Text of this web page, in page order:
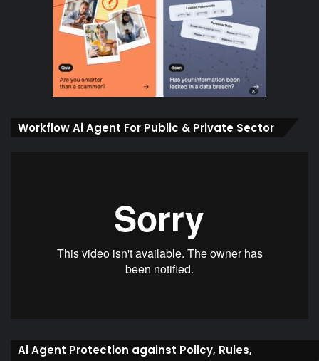
Workflow Ai Agent For Public & Private Sector
Ai Agent Protection against Policy, Rules,